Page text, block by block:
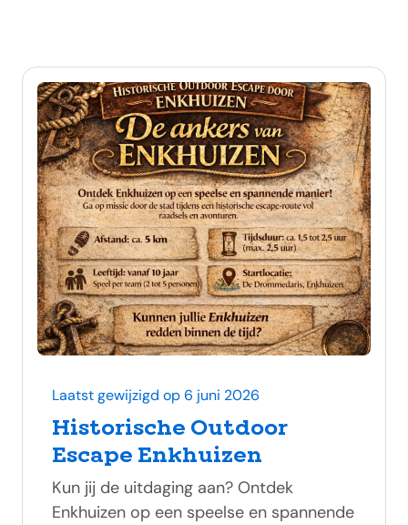
Historische Outdoor
Escape Enkhuizen
Laatst gewijzigd op 6 juni 2026
Kun jij de uitdaging aan? Ontdek
Enkhuizen op een speelse en spannende